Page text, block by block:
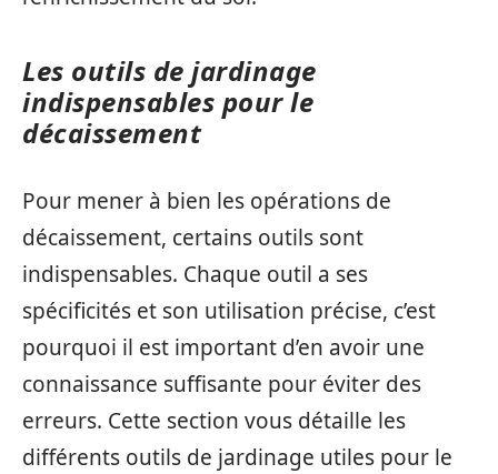
Les outils de jardinage
indispensables pour le
décaissement
Pour mener à bien les opérations de
décaissement, certains outils sont
indispensables. Chaque outil a ses
spécificités et son utilisation précise, c’est
pourquoi il est important d’en avoir une
connaissance suffisante pour éviter des
erreurs. Cette section vous détaille les
différents outils de jardinage utiles pour le